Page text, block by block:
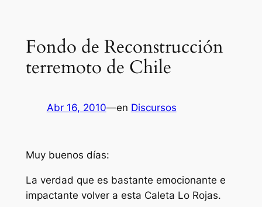
Fondo de Reconstrucción
terremoto de Chile
Abr 16, 2010—en Discursos
Muy buenos días:
La verdad que es bastante emocionante e
impactante volver a esta Caleta Lo Rojas.